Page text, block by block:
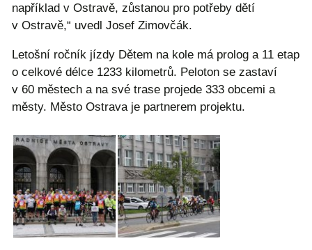
například v Ostravě, zůstanou pro potřeby dětí
v Ostravě,“ uvedl Josef Zimovčák.
Letošní ročník jízdy Dětem na kole má prolog a 11 etap
o celkové délce 1233 kilometrů. Peloton se zastaví
v 60 městech a na své trase projede 333 obcemi a
městy. Město Ostrava je partnerem projektu.